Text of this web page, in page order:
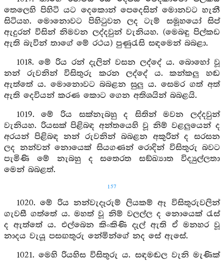
තෙලෙහි පිහිටි යට දෙකොන් පෙදෙසින් මොනවට හැනී
සිටියහ. මොනොවට පිහිටුවන ලද ටැම් සමූහයෝ සිප්
ඇදුරන් විසින් නිමවන ලද්දවුන් වැනියහ. (මෙබඳු පිල්කඩ
ඇති බැවින් තාගේ මේ රථය) පුණුරැසි සඳමෙන් බබළා.
1018. මේ රිය රන් දැලින් වසන ලද්දේ ය. බොහෝ වූ
නන් රුවනින් විසිතුරු කරන ලද්දේ ය. කන්කලු හඬ
ඇත්තේ ය. මොනොවට බබළන සුලු ය. සෙමර ගත් අත්
ඇති දෙවියන් කරණ කොට ගෙන අතිශයින් බබළයි.
1019. මේ රිය සක්නැබහු ද සිතින් මවන ලද්දවුන්
වැනියහ. රියසක් පිළිබඳ අන්තයෙහි වූ නිම් වළලුයෙන් ද
අරයන් පිළිබඳ නන් රුවනින් බබළන අකුරින් ද සරසන
ලද නන්වන් නොයෙක් සියගණන් රොදින් විසිතුරු බවට
පැමිණි මේ නැබහු ද සතෙරත සඞ්ඛ්‍යාත විද්‍යුල්ලතා
මෙන් බබළත්.
157
1020. මේ රිය නන්වැදෑරුම් ලියකම් ඈ විසිතුරුවලින්
ගැවසී ගත්තේ ය. මහත් වූ නිම් වලල්ල ද නොයෙක් රැස්
ද ඇත්තේ ය. එල්බෙන කිංකිණි දැල් ඇති ඒ මනහර වූ
නාදය වැයූ පසඟතුරු නේමින්ගේ නද සේ ඇසේ.
1021. මෙහි රියහිස විසිතුරු ය. සඳමඬල වැනි මැණික්